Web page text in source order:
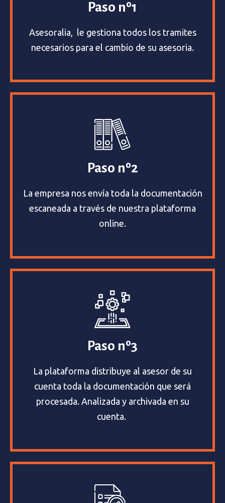
Paso nº1
Asesoralia, le gestiona todos los tramites
necesarios para el cambio de su asesoria.
Paso nº2
La empresa nos envía toda la documentación
escaneada a través de nuestra plataforma
online.
Paso nº3
La plataforma distribuye al asesor de su
cuenta toda la documentación que será
procesada. Analizada y archivada en su
cuenta.